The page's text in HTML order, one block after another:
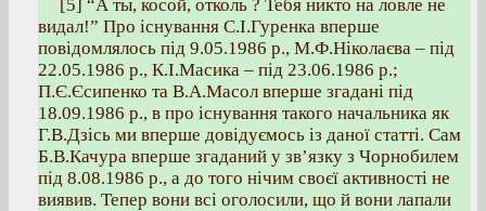
[5] “А ты, косой, отколь ? Тебя никто на ловле не
видал!” Про існування С.І.Гуренка вперше
повідомлялось під 9.05.1986 р., М.Ф.Ніколаєва – під
22.05.1986 р., К.І.Масика – під 23.06.1986 р.;
П.Є.Єсипенко та В.А.Масол вперше згадані під
18.09.1986 р., в про існування такого начальника як
Г.В.Дзісь ми вперше довідуємось із даної статті. Сам
Б.В.Качура вперше згаданий у зв’язку з Чорнобилем
під 8.08.1986 р., а до того нічим своєї активності не
виявив. Тепер вони всі оголосили, що й вони лапали